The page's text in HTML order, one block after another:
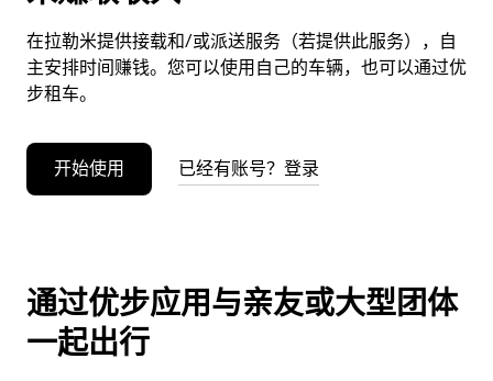
在拉勒米提供接载和/或派送服务（若提供此服务），自
主安排时间赚钱。您可以使用自己的车辆，也可以通过优
步租车。
开始使用 已经有账号？登录
通过优步应用与亲友或大型团体
一起出行